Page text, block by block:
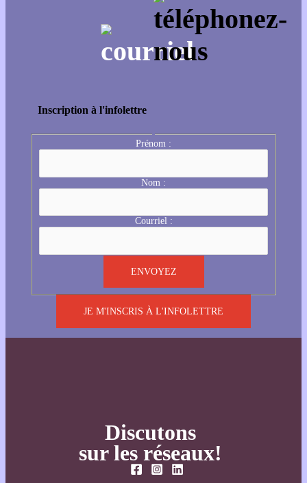
Inscription à l'infolettre
Prénom :
Nom :
Courriel :
JE M'INSCRIS À L'INFOLETTRE
Discutons
sur les réseaux!